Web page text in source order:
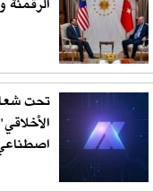
الرقمنة
تحت